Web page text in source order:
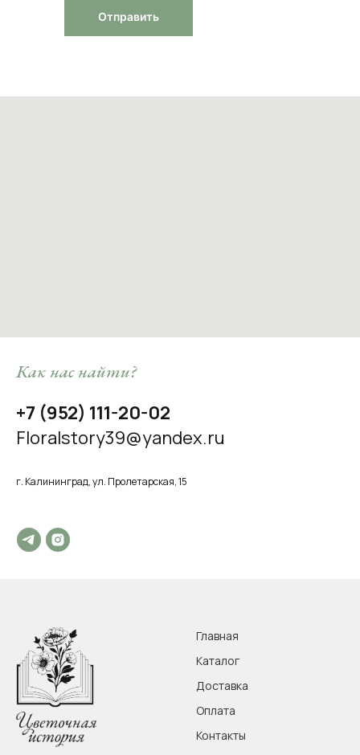
Отправить
Как нас найти?
+7 (952) 111-20-02
Floralstory39@yandex.ru
г. Калининград, ул. Пролетарская, 15
Главная
Каталог
Доставка
Оплата
Контакты